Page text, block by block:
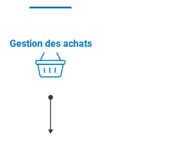
Gestion des achats